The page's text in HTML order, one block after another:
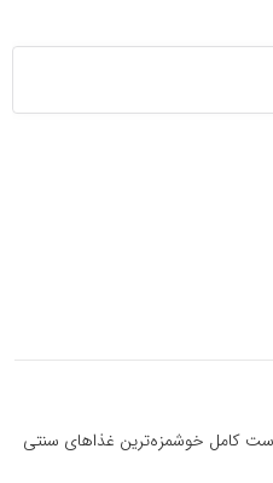
کامل خوشمزه‌ترین غذاهای سنتی